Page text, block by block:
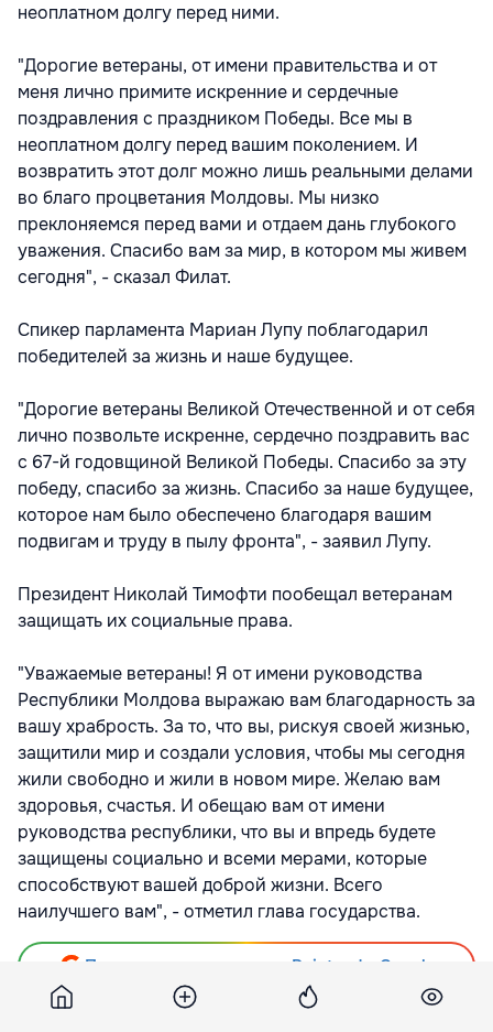
неоплатном долгу перед ними.
"Дорогие ветераны, от имени правительства и от
меня лично примите искренние и сердечные
поздравления с праздником Победы. Все мы в
неоплатном долгу перед вашим поколением. И
возвратить этот долг можно лишь реальными делами
во благо процветания Молдовы. Мы низко
преклоняемся перед вами и отдаем дань глубокого
уважения. Спасибо вам за мир, в котором мы живем
сегодня", - сказал Филат.
Спикер парламента Мариан Лупу поблагодарил
победителей за жизнь и наше будущее.
"Дорогие ветераны Великой Отечественной и от себя
лично позвольте искренне, сердечно поздравить вас
с 67-й годовщиной Великой Победы. Спасибо за эту
победу, спасибо за жизнь. Спасибо за наше будущее,
которое нам было обеспечено благодаря вашим
подвигам и труду в пылу фронта", - заявил Лупу.
Президент Николай Тимофти пообещал ветеранам
защищать их социальные права.
"Уважаемые ветераны! Я от имени руководства
Республики Молдова выражаю вам благодарность за
вашу храбрость. За то, что вы, рискуя своей жизнью,
защитили мир и создали условия, чтобы мы сегодня
жили свободно и жили в новом мире. Желаю вам
здоровья, счастья. И обещаю вам от имени
руководства республики, что вы и впредь будете
защищены социально и всеми мерами, которые
способствуют вашей доброй жизни. Всего
наилучшего вам", - отметил глава государства.
Подпишитесь на новости Point.md в Google